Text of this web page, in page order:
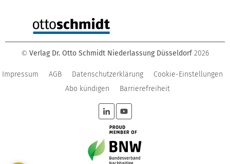
© Verlag Dr. Otto Schmidt Niederlassung Düsseldorf 2026
Impressum AGB Datenschutzerklärung
Cookie-Einstellungen
Abo kündigen
Barrierefreiheit